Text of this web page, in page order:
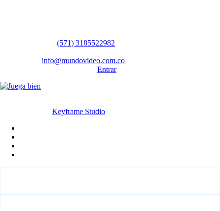
(57​​1) 3185522982
info@mundovideo.com.co
Entrar
Keyframe Studio